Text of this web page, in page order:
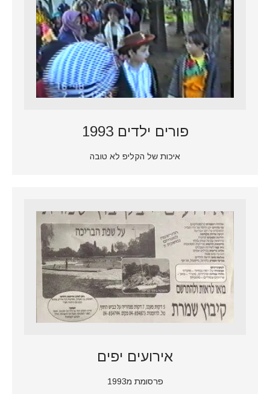
פורים ילדים 1993
איכות של הקליפ לא טובה
אירועים יפים
פרסומת מ1993